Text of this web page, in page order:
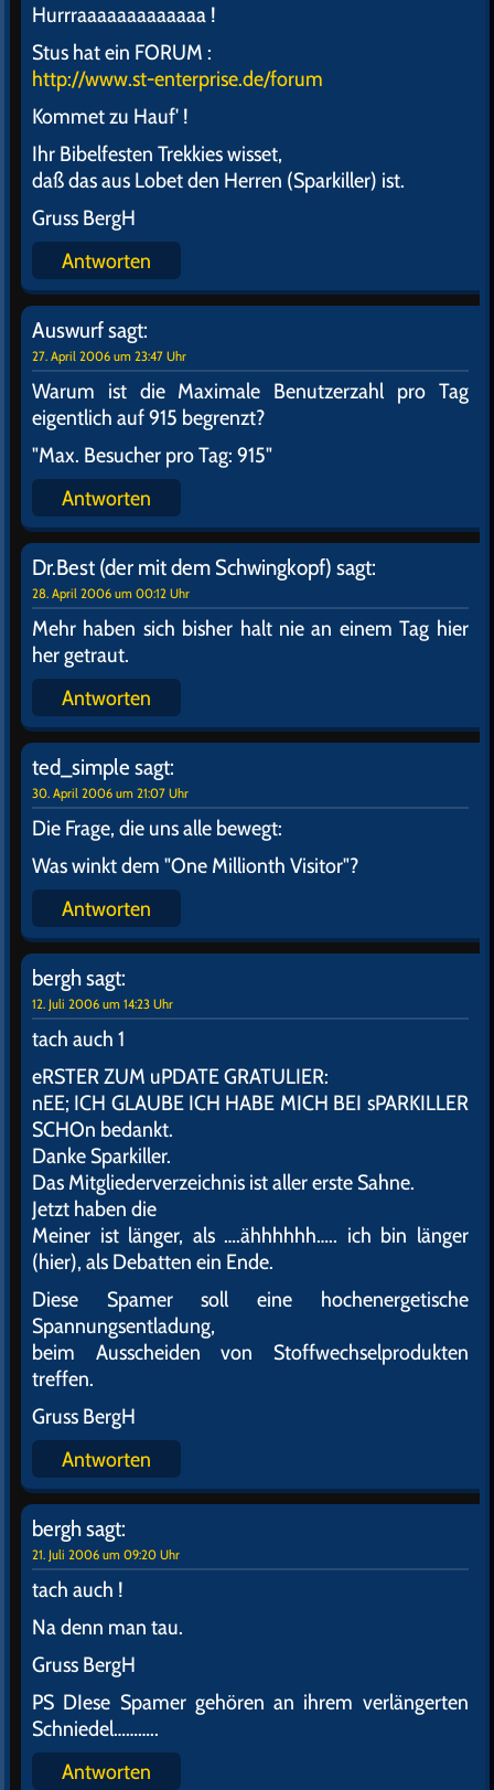
Hurrraaaaaaaaaaaaa !
Stus hat ein FORUM :
http://www.st-enterprise.de/forum
Kommet zu Hauf' !
Ihr Bibelfesten Trekkies wisset,
daß das aus Lobet den Herren (Sparkiller) ist.
Gruss BergH
Antworten
Auswurfsagt:
27. April 2006 um 23:47 Uhr
Warum ist die Maximale Benutzerzahl pro Tag
eigentlich auf 915 begrenzt?
"Max. Besucher pro Tag: 915"
Antworten
Dr.Best (der mit dem Schwingkopf) sagt:
28. April 2006 um 00:12 Uhr
Mehr haben sich bisher halt nie an einem Tag hier
her getraut.
Antworten
ted_simple sagt:
30. April 2006 um 21:07 Uhr
Die Frage, die uns alle bewegt:
Was winkt dem "One Millionth Visitor"?
Antworten
berghsagt:
12. Juli 2006 um 14:23 Uhr
tach auch 1
eRSTER ZUM uPDATE GRATULIER:
nEE; ICH GLAUBE ICH HABE MICH BEI sPARKILLER
SCHOn bedankt.
Danke Sparkiller.
Das Mitgliederverzeichnis ist aller erste Sahne.
Jetzt haben die
Meiner ist länger, als ….ähhhhhh….. ich bin länger
(hier), als Debatten ein Ende.
Diese Spamer soll eine hochenergetische
Spannungsentladung,
beim Ausscheiden von Stoffwechselprodukten
treffen.
Gruss BergH
Antworten
berghsagt:
21. Juli 2006 um 09:20 Uhr
tach auch !
Na denn man tau.
Gruss BergH
PS DIese Spamer gehören an ihrem verlängerten
Schniedel………..
Antworten